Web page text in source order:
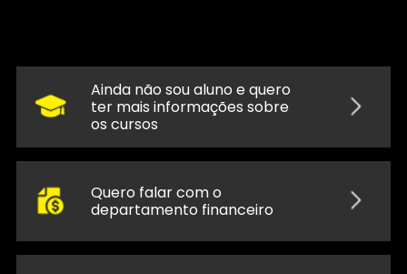
Ainda não sou aluno e quero
ter mais informações sobre
os cursos
Quero falar com o
departamento financeiro